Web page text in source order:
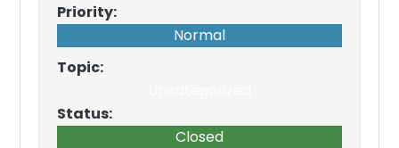
Priority:
Normal
Topic:
Status:
Closed